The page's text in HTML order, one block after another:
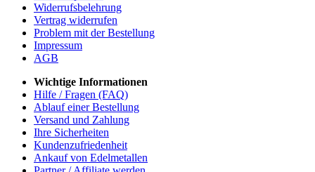
Widerrufsbelehrung
Vertrag widerrufen
Problem mit der Bestellung
Impressum
AGB
Wichtige Informationen
Hilfe / Fragen (FAQ)
Ablauf einer Bestellung
Versand und Zahlung
Ihre Sicherheiten
Kundenzufriedenheit
Ankauf von Edelmetallen